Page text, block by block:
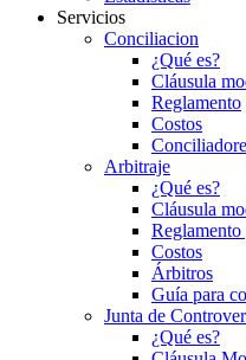
Servicios
Conciliacion
¿Qué es?
Cláusula
Reglamento
Costos
Arbitraje
¿Qué es?
Cláusula
Reglamento
Costos
Árbitros
Guía para
Junta de
¿Qué es?